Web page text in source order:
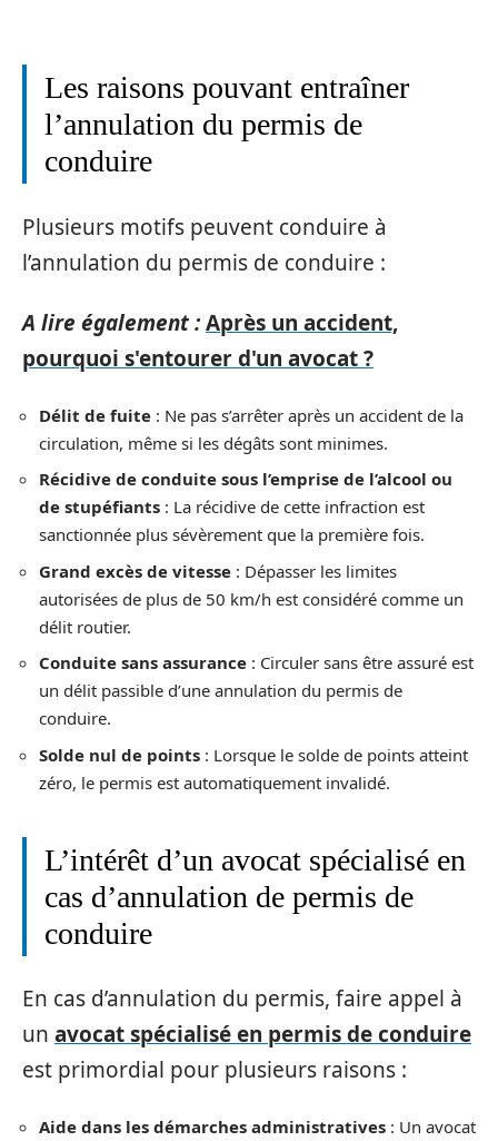
Les raisons pouvant entraîner
l’annulation du permis de
conduire
Plusieurs motifs peuvent conduire à
l’annulation du permis de conduire :
A lire également :Après un accident,
pourquoi s'entourer d'un avocat ?
Délit de fuite : Ne pas s’arrêter après un accident de la
circulation, même si les dégâts sont minimes.
Récidive de conduite sous l’emprise de l’alcool ou
de stupéfiants : La récidive de cette infraction est
sanctionnée plus sévèrement que la première fois.
Grand excès de vitesse : Dépasser les limites
autorisées de plus de 50 km/h est considéré comme un
délit routier.
Conduite sans assurance : Circuler sans être assuré est
un délit passible d’une annulation du permis de
conduire.
Solde nul de points : Lorsque le solde de points atteint
zéro, le permis est automatiquement invalidé.
L’intérêt d’un avocat spécialisé en
cas d’annulation de permis de
conduire
En cas d’annulation du permis, faire appel à
un avocat spécialisé en permis de conduire
est primordial pour plusieurs raisons :
Aide dans les démarches administratives : Un avocat